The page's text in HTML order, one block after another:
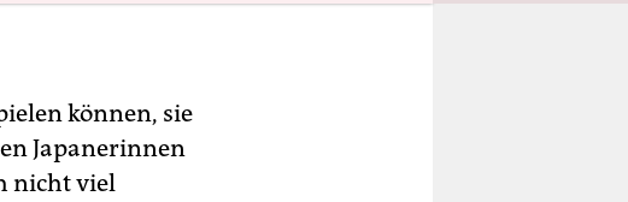
können, sie
Japanerinnen
nicht viel